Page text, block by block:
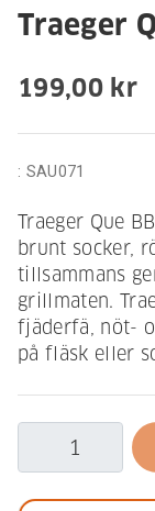
Traeger
199,00 kr
: SAU071
Traeger Que
brunt socker,
tillsammans
grillmaten.
fjäderfä, nöt-
på fläsk eller